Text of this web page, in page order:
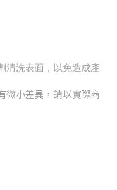
清洗表面，以免造成產
微小差異，請以實際商